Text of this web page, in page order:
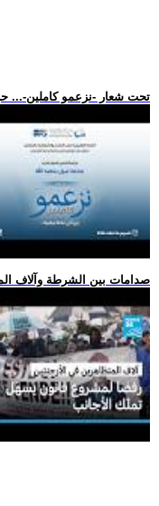
.. تحت شعار -نزعمو كاملين-...
.. صدامات بين الشرطة وآلاف